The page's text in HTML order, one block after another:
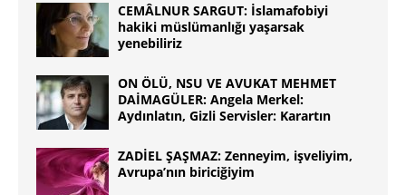
CEMÂLNUR SARGUT: İslamafobiyi
hakiki müslümanlığı yaşarsak
yenebiliriz
ON ÖLÜ, NSU VE AVUKAT MEHMET
DAİMAGÜLER: Angela Merkel:
Aydınlatın, Gizli Servisler: Karartın
ZADİEL ŞAŞMAZ: Zenneyim, işveliyim,
Avrupa’nın biriciğiyim